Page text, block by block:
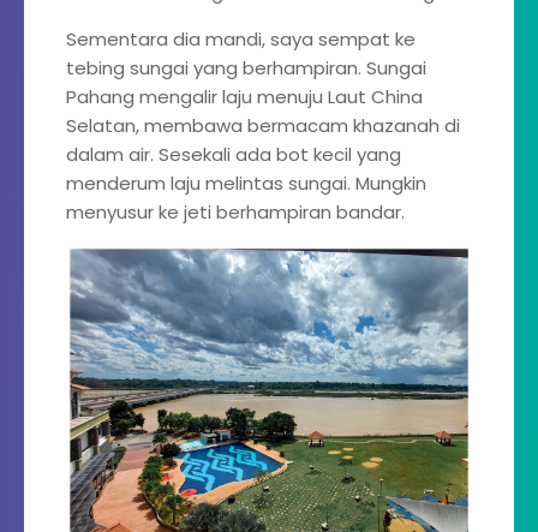
Sementara dia mandi, saya sempat ke
tebing sungai yang berhampiran. Sungai
Pahang mengalir laju menuju Laut China
Selatan, membawa bermacam khazanah di
dalam air. Sesekali ada bot kecil yang
menderum laju melintas sungai. Mungkin
menyusur ke jeti berhampiran bandar.